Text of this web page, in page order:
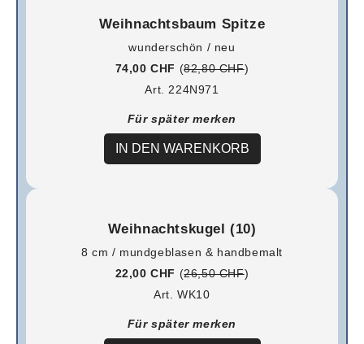
Weihnachtsbaum Spitze
wunderschön / neu
74,00 CHF (82,80 CHF)
Art. 224N971
Für später merken
IN DEN WARENKORB
Weihnachtskugel (10)
8 cm / mundgeblasen & handbemalt
22,00 CHF (26,50 CHF)
Art. WK10
Für später merken